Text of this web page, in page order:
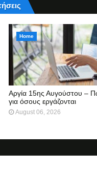
Home
Αργία 15ης Αυγούστου –
για όσους εργάζονται
August 06, 2026